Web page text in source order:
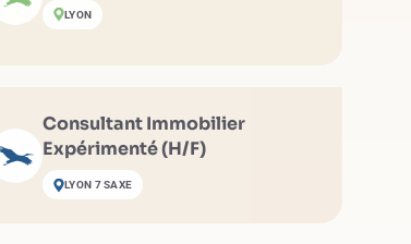
LYON
Consultant Immobilier
Expérimenté (H/F)
LYON 7 SAXE